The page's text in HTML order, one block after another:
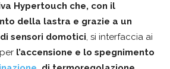
Hypertouch che, con il
della lastra e grazie a un
sensori domotici, si interfaccia ai
l’accensione e lo spegnimento